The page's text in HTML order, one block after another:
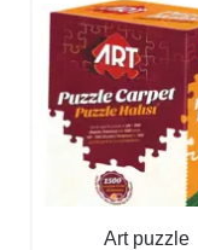
Art puzzle